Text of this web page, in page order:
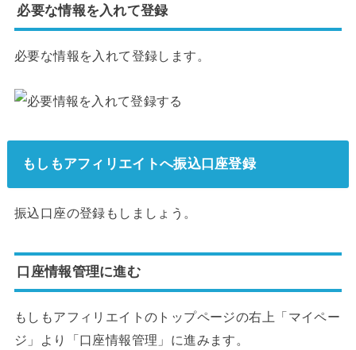
必要な情報を入れて登録
必要な情報を入れて登録します。
もしもアフィリエイトへ振込口座登録
振込口座の登録もしましょう。
口座情報管理に進む
もしもアフィリエイトのトップページの右上「マイペー
ジ」より「口座情報管理」に進みます。